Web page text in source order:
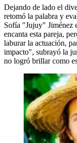
Dejando de lado el
retomó la palabra y
Sofía "Jujuy" Jiménez
encanta esta pareja,
laburar la actuación,
impacto", subrayó la
no logró brillar como